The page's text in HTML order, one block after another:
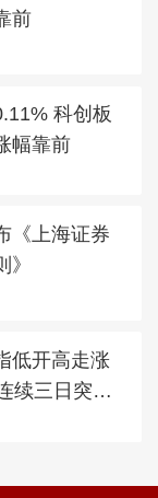
前
科创板
幅靠前
《上海证券
低开高走涨
续三日突破2